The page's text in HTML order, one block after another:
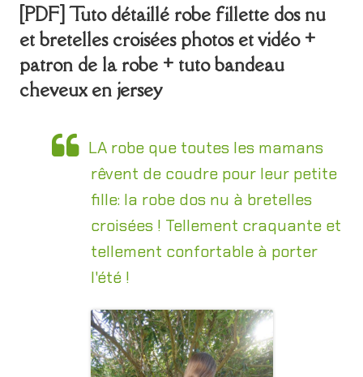
[PDF] Tuto détaillé robe fillette dos nu
et bretelles croisées photos et vidéo +
patron de la robe + tuto bandeau
cheveux en jersey
LA robe que toutes les mamans
rêvent de coudre pour leur petite
fille: la robe dos nu à bretelles
croisées ! Tellement craquante et
tellement confortable à porter
l'été !